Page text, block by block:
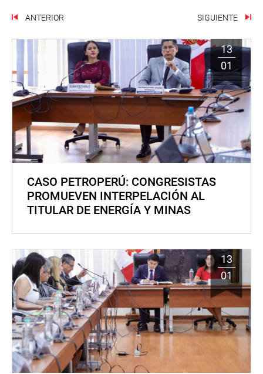
ANTERIOR SIGUIENTE
13
01
CASO PETROPERÚ: CONGRESISTAS
PROMUEVEN INTERPELACIÓN AL
TITULAR DE ENERGÍA Y MINAS
13
01